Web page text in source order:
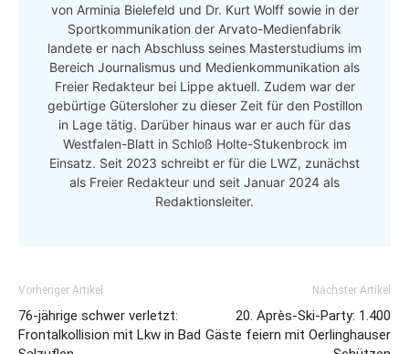
von Arminia Bielefeld und Dr. Kurt Wolff sowie in der
Sportkommunikation der Arvato-Medienfabrik
landete er nach Abschluss seines Masterstudiums im
Bereich Journalismus und Medienkommunikation als
Freier Redakteur bei Lippe aktuell. Zudem war der
gebürtige Gütersloher zu dieser Zeit für den Postillon
in Lage tätig. Darüber hinaus war er auch für das
Westfalen-Blatt in Schloß Holte-Stukenbrock im
Einsatz. Seit 2023 schreibt er für die LWZ, zunächst
als Freier Redakteur und seit Januar 2024 als
Redaktionsleiter.
Vorheriger Artikel
76-jährige schwer verletzt:
Frontalkollision mit Lkw in Bad
Nächster Artikel
20. Après-Ski-Party: 1.400
Gäste feiern mit Oerlinghauser